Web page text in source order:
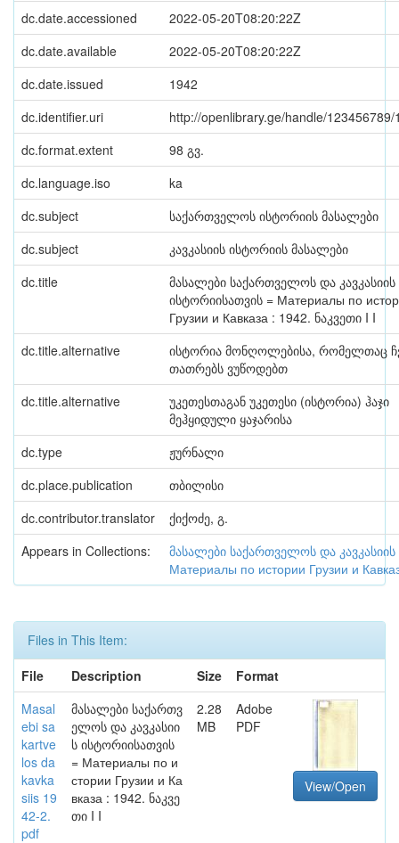
dc.date.accessioned
2022-05-20T08:20:22Z
dc.date.available
2022-05-20T08:20:22Z
dc.date.issued
1942
dc.identifier.uri
http://openlibrary.ge/handle/123456789/
dc.format.extent
98 გვ.
dc.language.iso
ka
dc.subject
საქართველოს ისტორიის მასალები
dc.subject
კავკასიის ისტორიის მასალები
dc.title
მასალები საქართველოს და კავკასიის
ისტორიისათვის = Материалы по
Грузии и Кавказа : 1942. ნაკვეთი I I
dc.title.alternative
ისტორია მონღოლებისა, რომელთაც
თათრებს ვუწოდებთ
dc.title.alternative
უკეთესთაგან უკეთესი (ისტორია) ჰაჯი
მეჰყიდული ყაჯარისა
dc.type
ჟურნალი
dc.place.publication
თბილისი
dc.contributor.translator
ქიქოძე, გ.
Appears in Collections:
მასალები საქართველოს და
Материалы по истории Грузии и
Files in This Item:
File
Description Size
Format
Masal
ebi sa
kartve
los da
kavka
siis 19
42-2.
pdf
მასალები საქართვ
ელოს და კავკასიი
ს ისტორიისათვის
= Материалы по и
стории Грузии и Ка
вказа : 1942. ნაკვე
თი I I
2.28
MB
Adobe
PDF
View/Open